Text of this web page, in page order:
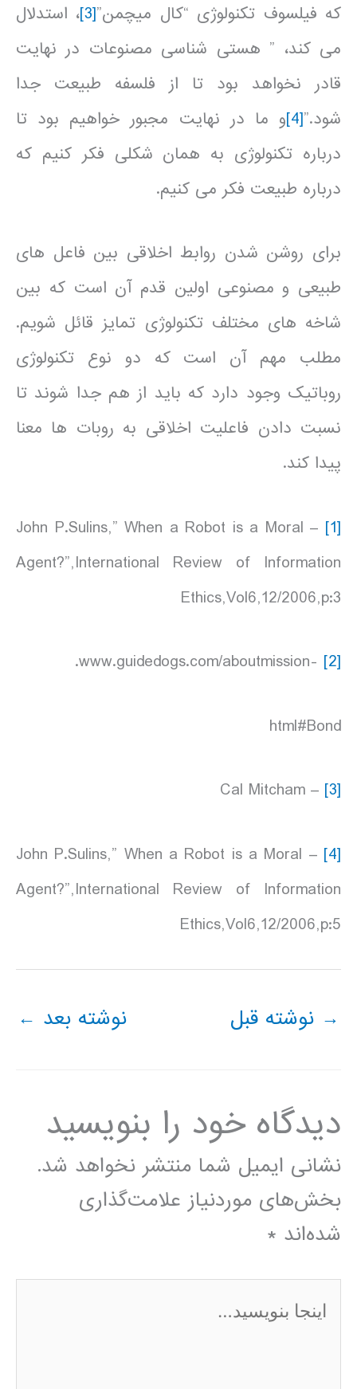
که فیلسوف تکنولوژی “کال میچمن”[3] ، استدلال
می کند، ” هستی شناسی مصنوعات در نهایت
قادر نخواهد بود تا از فلسفه طبیعت جدا
شود.”[4] و ما در نهایت مجبور خواهیم بود تا
درباره تکنولوژی به همان شکلی فکر کنیم که
درباره طبیعت فکر می کنیم.
برای روشن شدن روابط اخلاقی بین فاعل های
طبیعی و مصنوعی اولین قدم آن است که بین
شاخه های مختلف تکنولوژی تمایز قائل شویم.
مطلب مهم آن است که دو نوع تکنولوژی
روباتیک وجود دارد که باید از هم جدا شوند تا
نسبت دادن فاعلیت اخلاقی به روبات ها معنا
پیدا کند.
[1]
– John P.Sulins,” When a Robot is a Moral
Agent?”,International Review of Information
Ethics,Vol6,12/2006,p:3
[2]
-www.guidedogs.com/aboutmission.
html#Bond
[3]
– Cal Mitcham
[4]
– John P.Sulins,” When a Robot is a Moral
Agent?”,International Review of Information
Ethics,Vol6,12/2006,p:5
→ نوشته قبل نوشته بعد ←
دیدگاه‌ خود را بنویسید
نشانی ایمیل شما منتشر نخواهد شد.
بخش‌های موردنیاز علامت‌گذاری
شده‌اند *
اینجا
بنویسید…